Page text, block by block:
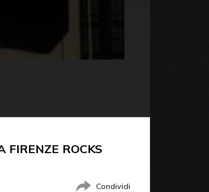
FIRENZE ROCKS
Condividi